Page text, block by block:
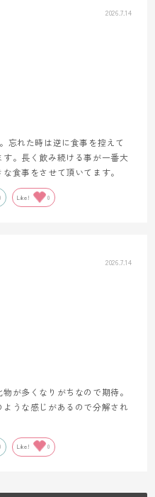
2026.7.14
忘れた時は逆に食事を控えて
。長く飲み続ける事が一番大
食事をさせて頂いてます。
Like! 0
2026.7.14
が多くなりがちなので期待。
うな感じがあるので分解され
Like! 0